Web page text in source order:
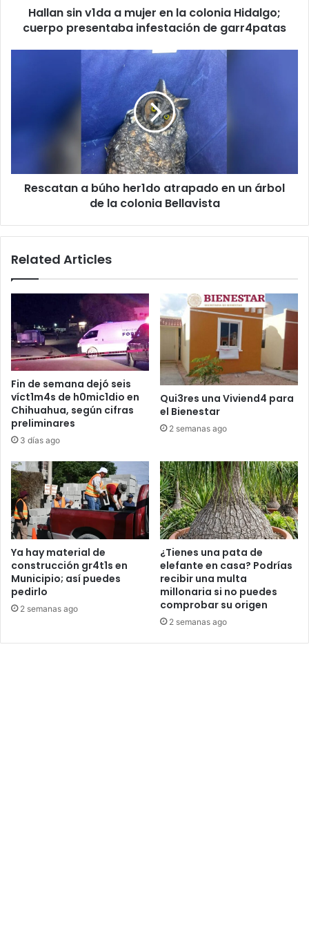
cuerpo
presentaba
Hallan sin v1da a mujer en la colonia Hidalgo;
cuerpo presentaba infestación de garr4patas
de
Rescatan a búho her1do atrapado en un árbol
de la colonia Bellavista
Related Articles
Fin de semana dejó seis
víct1m4s de h0mic1dio en
Chihuahua, según cifras
preliminares
3 días ago
Qui3res una Viviend4 para
el Bienestar
2 semanas ago
Ya hay material de
construcción gr4t1s en
Municipio; así puedes
pedirlo
2 semanas ago
¿Tienes una pata de
elefante en casa? Podrías
recibir una multa
millonaria si no puedes
comprobar su origen
2 semanas ago